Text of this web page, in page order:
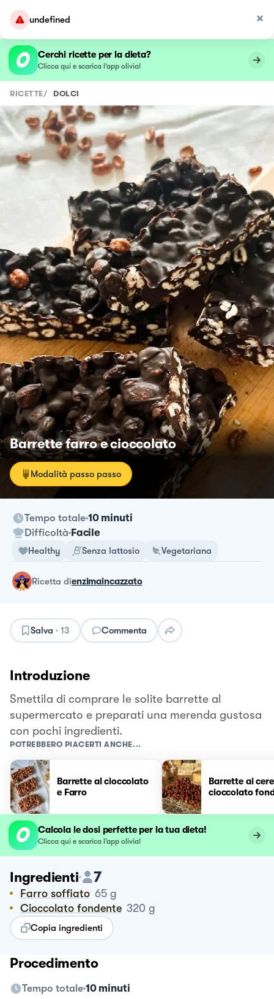
Cerchi ricette per la dieta?
Clicca qui e scarica l’app olivia!
RICETTE/ DOLCI
Barrette farro e cioccolato
Modalità passo passo
Tempo totale 10 minuti
Difficoltà Facile
Healthy Senza lattosio Vegetariana
ricetta dienzimaincazzato
Salva · 13 Commenta
Introduzione
Smettila di comprare le solite barrette al
supermercato e preparati una merenda gustosa
con pochi ingredienti.
POTREBBERO PIACERTI ANCHE...
Barrette al cioccolato
e Farro
Barrette ai
cioccolato
Calcola le dosi perfette per la tua dieta!
Clicca qui e scarica l’app olivia!
Ingredienti 7
Farro soffiato 65 g
Cioccolato fondente 320 g
Copia ingredienti
Procedimento
Tempo totale 10 minuti